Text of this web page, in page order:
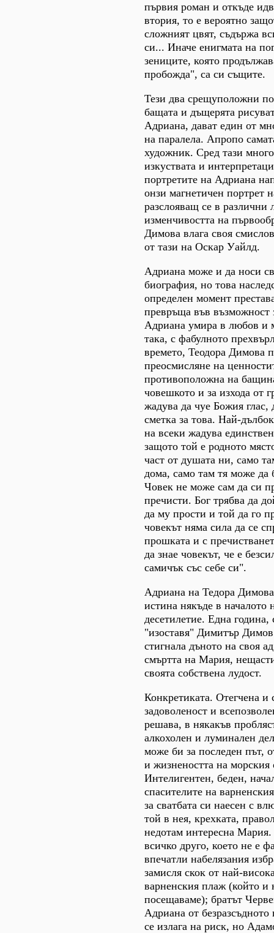
първия роман и откъде
втория, то е вероятно
сложният цвят, съдържа
си... Иначе енигмата на
зениците, която
пробожда", са си същите.
Тези два срещуположни
бащата и дъщерята
Адриана, дават един от
на паралела. Апропо
художник. Сред тази
изкуствата и
портретите на Адриана
онзи магнетичен портрет
разслояващ се в различни
изменчивостта на
Димова влага своя
от тази на Оскар Уайлд.
Адриана може и да носи
биография, но това
определен момент
превръща във възможност
Адриана умира в любов и
така, с фабулното
времето, Теодора Димова
преосмисляне на
противоположна на
човешкото и за изхода от
жадува да чуе Божия глас,
сметка за това. Най-
на всеки жадува
защото той е родното
част от душата ни, само
дома, само там тя може да
Човек не може сам да си
пречисти. Бог трябва да
да му прости и той да го
човекът няма сила да се
прошката и с
да знае човекът, че е
самичък със себе си".
Адриана на Тедора Димова
истина някъде в началото
десетилетие. Една година,
"изоставя" Димитър
стигнала дъното на своя
смъртта на Мария,
своята собствена лудост.
Конкретиката. Отегчена и
задоволеност и
решава, в някакъв
алкохолен и луминален
може би за последен път,
и жизнеността на
Интелигентен, беден,
спасителите на
за сватбата си наесен с
той в нея, крехката,
недотам интересна
всичко друго, което не е
впечатли набелязания
замисля скок от най-
варненския плаж (който и
посещаваме); братът
Адриана от
се излага на риск, но